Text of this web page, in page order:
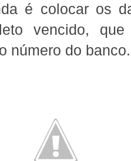
é colocar os
vencido, que
número do banco.